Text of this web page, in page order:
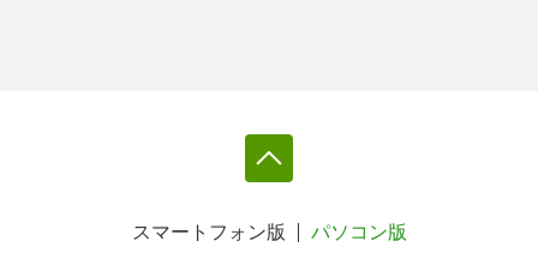
スマートフォン版 パソコン版